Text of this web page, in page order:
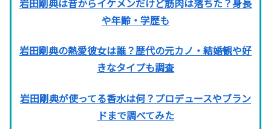
岩田剛典は昔からイケメンだけど筋肉は落ちた？身長
や年齢・学歴も
岩田剛典の熱愛彼女は誰？歴代の元カノ・結婚観や好
きなタイプも調査
岩田剛典が使ってる香水は何？プロデュースやブラン
ドまで調べてみた